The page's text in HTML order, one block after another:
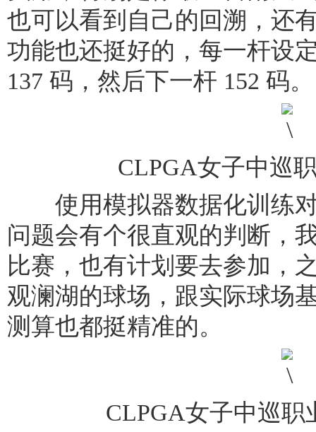
也可以看到自己的回溯，还
功能也还挺好的，每一杆设
137 码，然后下一杆 152 码。
CLPGA女子中巡
使用模拟器数据化训练对
问题会有个很直观的判断，
比赛，也有计划要去参加，
观澜湖的球场，跟实际球场
测算也都挺精准的。
CLPGA女子中巡职